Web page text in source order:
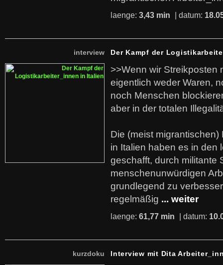
laenge: 3,43 min | datum:
interview Der Kampf der
>>Wenn wir Streikposten
eigentlich weder Waren,
noch Menschen
aber in der totalen
Die (meist
in Italien haben es in den
geschafft, durch militante
menschenunwürdigen
grundlegend zu
regelmäßig ... weiter
laenge: 61,77 min | datum:
kurzdoku Interview mit Dita